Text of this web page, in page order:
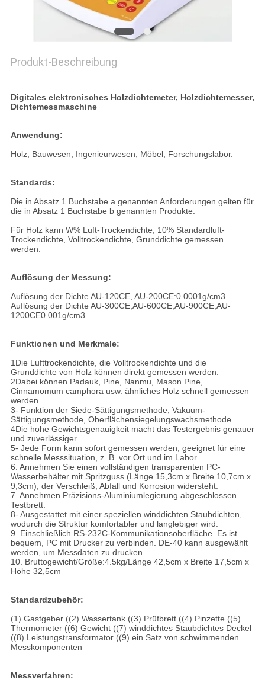
Produkt-Beschreibung
Digitales elektronisches Holzdichtemeter, Holzdichtemesser,
Dichtemessmaschine
Anwendung:
Holz, Bauwesen, Ingenieurwesen, Möbel, Forschungslabor.
Standards:
Die in Absatz 1 Buchstabe a genannten Anforderungen gelten für
die in Absatz 1 Buchstabe b genannten Produkte.
Für Holz kann W% Luft-Trockendichte, 10% Standardluft-
Trockendichte, Volltrockendichte, Grunddichte gemessen
werden.
Auflösung der Messung:
Auflösung der Dichte AU-120CE, AU-200CE:0.0001g/cm3
Auflösung der Dichte AU-300CE,AU-600CE,AU-900CE,AU-
1200CE0.001g/cm3
Funktionen und Merkmale:
1Die Lufttrockendichte, die Volltrockendichte und die
Grunddichte von Holz können direkt gemessen werden.
2Dabei können Padauk, Pine, Nanmu, Mason Pine,
Cinnamomum camphora usw. ähnliches Holz schnell gemessen
werden.
3- Funktion der Siede-Sättigungsmethode, Vakuum-
Sättigungsmethode, Oberflächensiegelungswachsmethode.
4Die hohe Gewichtsgenauigkeit macht das Testergebnis genauer
und zuverlässiger.
5- Jede Form kann sofort gemessen werden, geeignet für eine
schnelle Messsituation, z. B. vor Ort und im Labor.
6. Annehmen Sie einen vollständigen transparenten PC-
Wasserbehälter mit Spritzguss (Länge 15,3cm x Breite 10,7cm x
9,3cm), der Verschleiß, Abfall und Korrosion widersteht.
7. Annehmen Präzisions-Aluminiumlegierung abgeschlossen
Testbrett.
8- Ausgestattet mit einer speziellen winddichten Staubdichten,
wodurch die Struktur komfortabler und langlebiger wird.
9. Einschließlich RS-232C-Kommunikationsoberfläche. Es ist
bequem, PC mit Drucker zu verbinden. DE-40 kann ausgewählt
werden, um Messdaten zu drucken.
10. Bruttogewicht/Größe:4.5kg/Länge 42,5cm x Breite 17,5cm x
Höhe 32,5cm
Standardzubehör:
(1) Gastgeber ((2) Wassertank ((3) Prüfbrett ((4) Pinzette ((5)
Thermometer ((6) Gewicht ((7) winddichtes Staubdichtes Deckel
((8) Leistungstransformator ((9) ein Satz von schwimmenden
Messkomponenten
Messverfahren: